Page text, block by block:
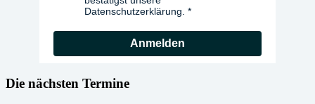
Datenschutzerklärung.
Anmelden
Die nächsten Termine